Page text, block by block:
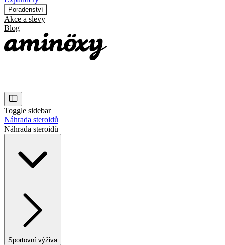
Poradenství
Akce a slevy
Blog
Toggle sidebar
Náhrada steroidů
Náhrada steroidů
Sportovní výživa